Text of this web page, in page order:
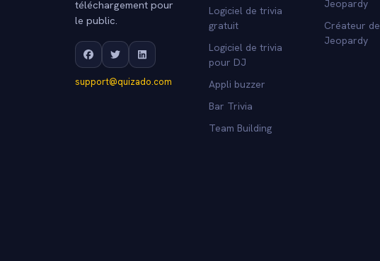
téléchargement pour
le public.
support@quizado.com
Logiciel de trivia
gratuit
Logiciel de trivia
pour DJ
Appli buzzer
Bar Trivia
Team Building
Jeopardy
Créateur de
Jeopardy